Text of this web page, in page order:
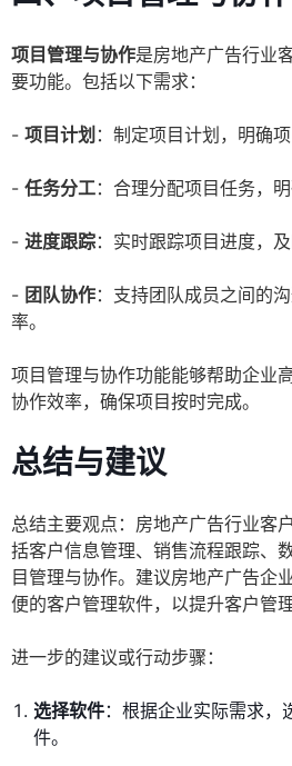
项目管理与协作是房地产广告行业
要功能。包括以下需求：
- 项目计划 ：制定项目计划，明确
- 任务分工：合理分配项目任务，
- 进度跟踪：实时跟踪项目进度，
- 团队协作：支持团队成员之间的
率。
项目管理与协作功能能够帮助企业
协作效率，确保项目按时完成。
总结与建议
总结主要观点：房地产广告行业客
括客户信息管理、销售流程跟踪、
目管理与协作。建议房地产广告企
便的客户管理软件，以提升客户管
进一步的建议或行动步骤：
选择软件：根据企业实际需求，
件。